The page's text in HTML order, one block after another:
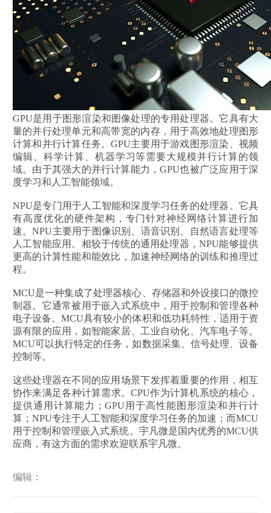
GPU是用于图形渲染和图像处理的专用处理器。它具有大
量的并行处理单元和高带宽的内存，用于高效地处理图形
计算和并行计算任务。GPU主要用于游戏图形渲染、视频
编辑、科学计算、机器学习等需要大规模并行计算的领
域。由于其强大的并行计算能力，GPU也被广泛应用于深
度学习和人工智能领域。
NPU是专门用于人工智能和深度学习任务的处理器。它具
有高度优化的硬件架构，专门针对神经网络计算进行加
速。NPU主要用于图像识别、语音识别、自然语言处理等
人工智能应用。相较于传统的通用处理器，NPU能够提供
更高的计算性能和能效比，加速神经网络的训练和推理过
程。
MCU是一种集成了处理器核心、存储器和外设接口的微控
制器。它通常被用于嵌入式系统中，用于控制和管理各种
电子设备。MCU具有较小的体积和低功耗特性，适用于资
源有限的应用，如智能家居、工业自动化、汽车电子等。
MCU可以执行特定的任务，如数据采集、信号处理、设备
控制等。
这些处理器在不同的应用场景下发挥着重要的作用，相互
协作来满足各种计算需求。CPU作为计算机系统的核心，
提供通用计算能力；GPU用于高性能图形渲染和并行计
算；NPU专注于人工智能和深度学习任务的加速；而MCU
用于控制和管理嵌入式系统。宇凡微是国内优秀的MCU供
应商，有这方面的需求欢迎联系宇凡微。
编辑：